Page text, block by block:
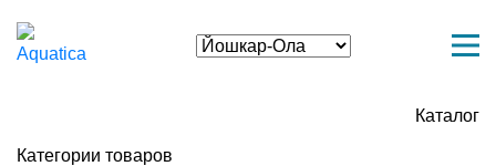
Каталог
Категории товаров